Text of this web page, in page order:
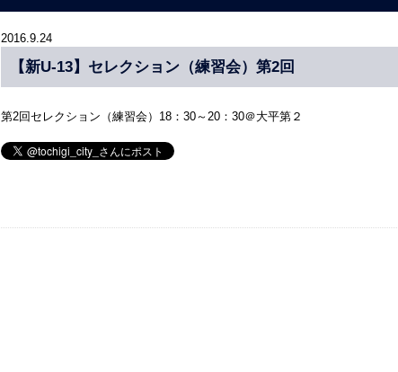
2016.9.24
【新U-13】セレクション（練習会）第2回
第2回セレクション（練習会）18：30～20：30＠大平第２